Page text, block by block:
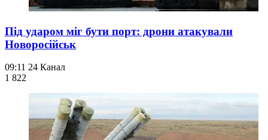
Під ударом міг бути порт: дрони атакували
Новоросійськ
09:11 24 Канал
1 822